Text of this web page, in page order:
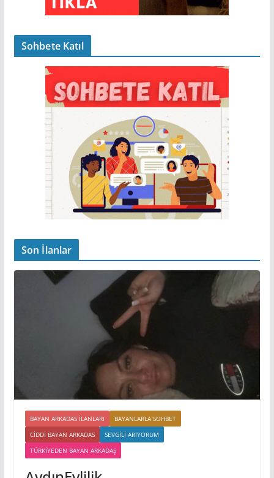
Sohbete Katıl
Son İlanlar
BAYAN ARKADAS ILANLARI
BAYANLARLA SOHBET
CIDDI BAYAN ARKADAS
SEVGILI ARIYORUM
TÜRKIYEDEN BAYAN ARKADAŞ